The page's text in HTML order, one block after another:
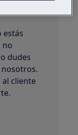
estás
no
dudes
cliente